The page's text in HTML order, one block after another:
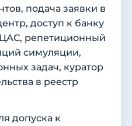
подача заявки в
доступ к банку
репетиционный
симуляции,
задач, куратор
в реестр
допуска к